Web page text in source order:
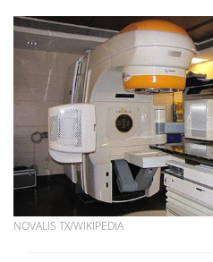
NOVALIS TX/WIKIPEDIA